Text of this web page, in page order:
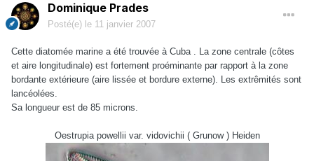
Dominique Prades
Posté(e) le 11 janvier 2007
Cette diatomée marine a été trouvée à Cuba . La zone centrale (côtes
et aire longitudinale) est fortement proéminante par rapport à la zone
bordante extérieure (aire lissée et bordure externe). Les extrêmités sont
lancéolées.
Sa longueur est de 85 microns.
Oestrupia powellii var. vidovichii ( Grunow ) Heiden